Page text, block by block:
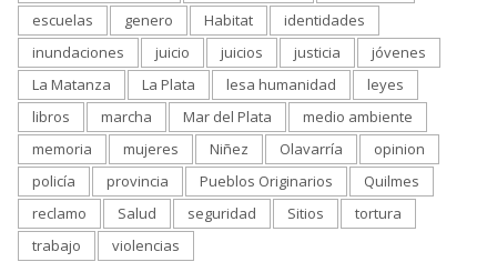
escuelas
genero Habitat
identidades
inundaciones
juicio juicios justicia
jóvenes
La Matanza
La Plata lesa humanidad
leyes
libros
marcha Mar del Plata
medio ambiente
memoria
mujeres Niñez Olavarría
opinion
policía
provincia Pueblos Originarios
Quilmes
reclamo
Salud seguridad Sitios
tortura
trabajo
violencias